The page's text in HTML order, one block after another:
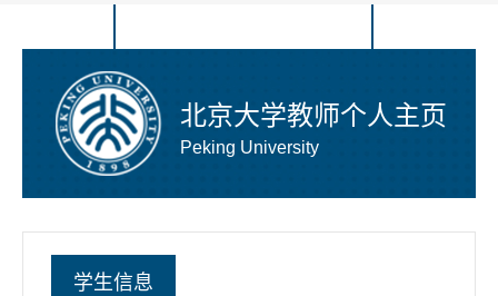
北京大学教师个人主页
Peking University
学生信息